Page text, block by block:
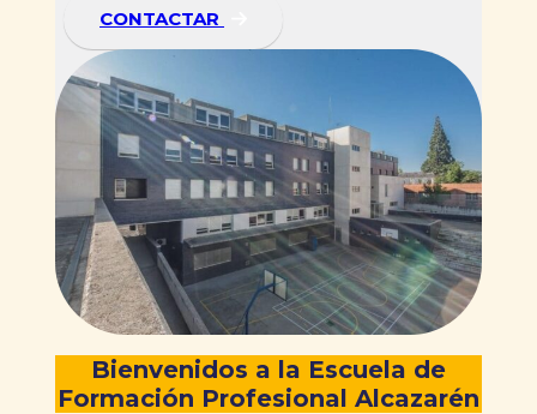
CONTACTAR
Bienvenidos a la Escuela de
Formación Profesional Alcazarén